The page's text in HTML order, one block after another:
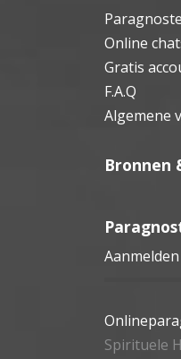
Online
Gratis
F.A.Q
Algemene
Bronnen
Spirituele